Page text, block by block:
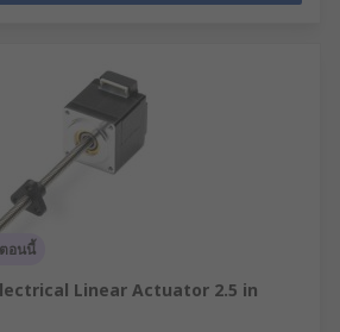
อนนี้
Linear Actuator 2.5 in